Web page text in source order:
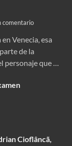
comentario
Venecia, esa
de la
personaje que …
Cioflâncã,